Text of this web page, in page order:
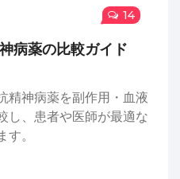
14
病薬の比較ガイド
精神病薬を副作用・血液
し、患者や医師が最適な
。